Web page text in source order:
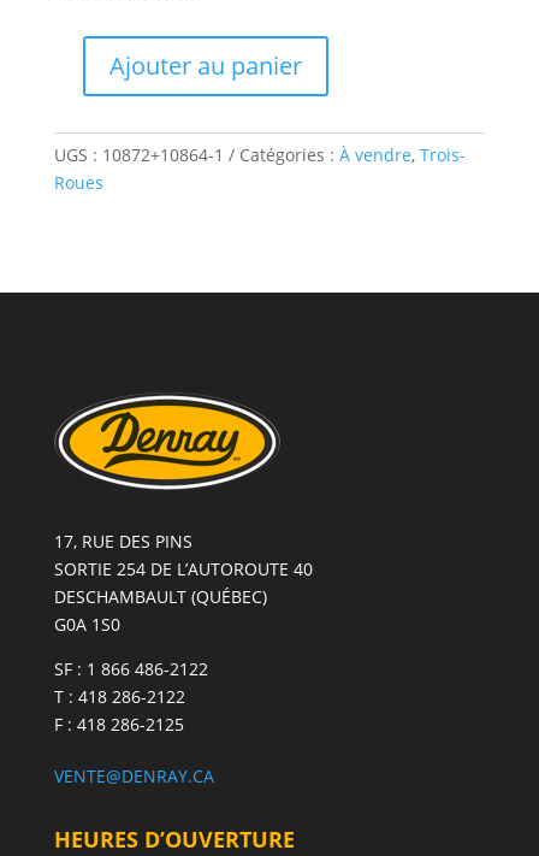
quantité
Trois-
Roues
Honda
CSC
Neuve
Ajouter au panier
UGS : 10872+10864-1 Catégories : À vendre, Trois-
Roues
17, RUE DES PINS
SORTIE 254 DE L’AUTOROUTE 40
DESCHAMBAULT (QUÉBEC)
G0A 1S0
SF : 1 866 486-2122
T : 418 286-2122
F : 418 286-2125
VENTE@DENRAY.CA
HEURES D’OUVERTURE